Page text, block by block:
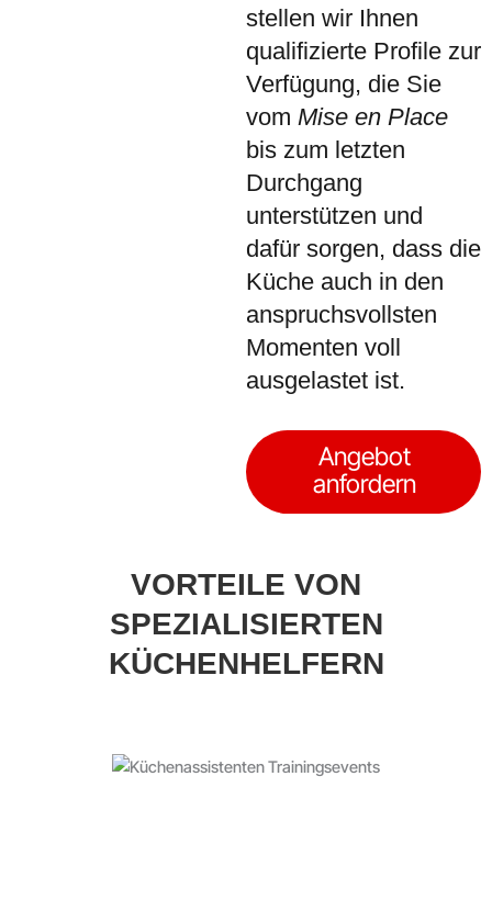
stellen wir Ihnen
qualifizierte Profile zur
Verfügung, die Sie
vom Mise en Place
bis zum letzten
Durchgang
unterstützen und
dafür sorgen, dass die
Küche auch in den
anspruchsvollsten
Momenten voll
ausgelastet ist.
Angebot
anfordern
VORTEILE VON
SPEZIALISIERTEN
KÜCHENHELFERN